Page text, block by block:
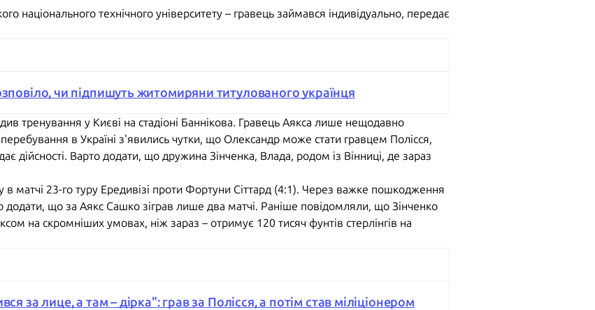
національного технічного університету – гравець займався індивідуально, передає
чи підпишуть житомиряни титулованого українця
тренування у Києві на стадіоні Баннікова. Гравець Аякса лише нещодавно
в Україні з'явились чутки, що Олександр може стати гравцем Полісся,
дійсності. Варто додати, що дружина Зінченка, Влада, родом із Вінниці, де зараз
матчі 23-го туру Ередивізі проти Фортуни Сіттард (4:1). Через важке пошкодження
додати, що за Аякс Сашко зіграв лише два матчі. Раніше повідомляли, що Зінченко
на скромніших умовах, ніж зараз – отримує 120 тисяч фунтів стерлінгів на
за лице, а там – дірка": грав за Полісся, а потім став міліціонером